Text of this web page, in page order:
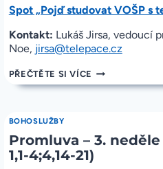
Spot „Pojď studovat VOŠP s
Kontakt: Lukáš Jirsa, vedoucí
Noe, jirsa@telepace.cz
PŘEČTĚTE SI VÍCE AKADEMIE
BOHOSLUŽBY
Promluva – 3.
1,1-4;4,14-21)